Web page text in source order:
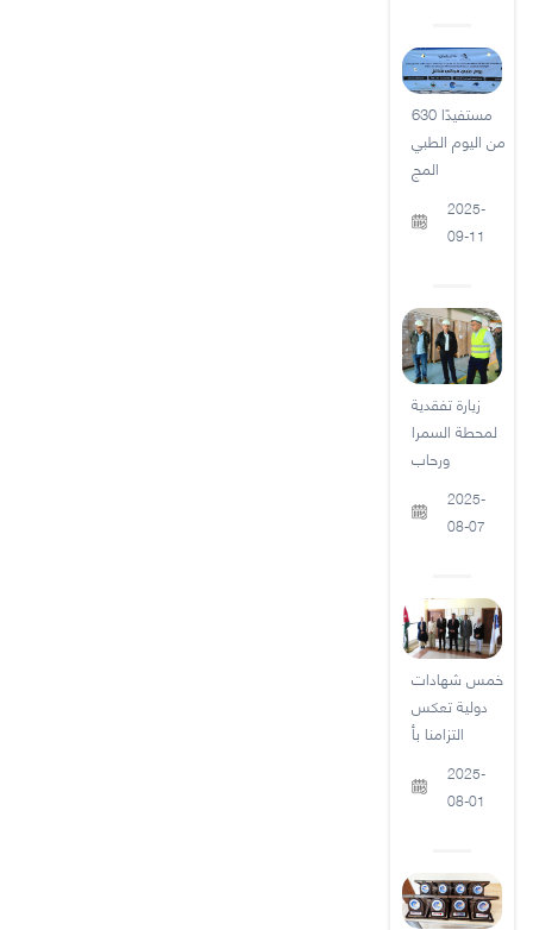
630 مستفيدًا
من اليوم الطبي
المج
2025-
09-11
زيارة تفقدية
لمحطة السمرا
ورحاب
2025-
08-07
خمس شهادات
دولية تعكس
التزامنا بأ
2025-
08-01